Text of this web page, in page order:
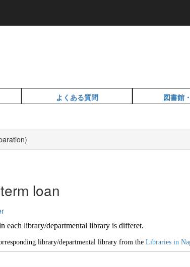
よくある質問 図書館
loan
each library/departmental library is differet.
library/departmental library from the Libraries in